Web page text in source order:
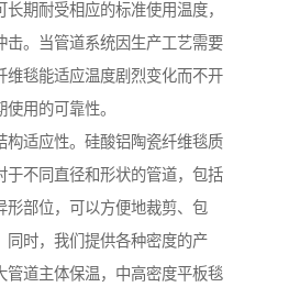
期耐受相应的标准使用温度，
击。当管道系统因生产工艺需要
维毯能适应温度剧烈变化而不开
用的可靠性。
构适应性。硅酸铝陶瓷纤维毯质
于不同直径和形状的管道，包括
形部位，可以方便地裁剪、包
同时，我们提供各种密度的产
管道主体保温，中高密度平板毯